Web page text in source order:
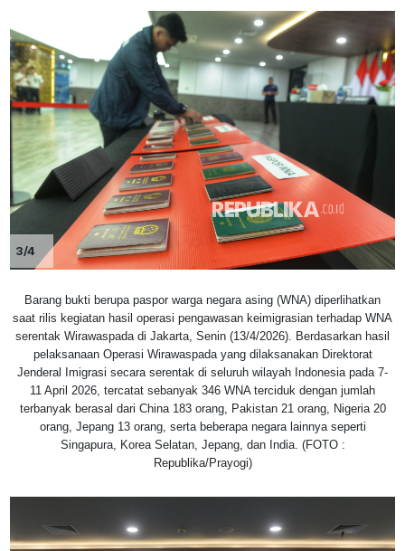
3/4
Barang bukti berupa paspor warga negara asing (WNA) diperlihatkan
saat rilis kegiatan hasil operasi pengawasan keimigrasian terhadap WNA
serentak Wirawaspada di Jakarta, Senin (13/4/2026). Berdasarkan hasil
pelaksanaan Operasi Wirawaspada yang dilaksanakan Direktorat
Jenderal Imigrasi secara serentak di seluruh wilayah Indonesia pada 7-
11 April 2026, tercatat sebanyak 346 WNA terciduk dengan jumlah
terbanyak berasal dari China 183 orang, Pakistan 21 orang, Nigeria 20
orang, Jepang 13 orang, serta beberapa negara lainnya seperti
Singapura, Korea Selatan, Jepang, dan India. (FOTO :
Republika/Prayogi)